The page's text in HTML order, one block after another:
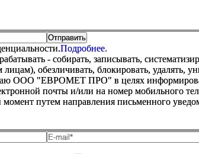
Подробнее.
- собирать, записывать,
лицам), обезличивать, блокировать,
ООО "ЕВРОМЕТ ПРО" в целях
почты и/или на номер мобильного
путем направления письменного